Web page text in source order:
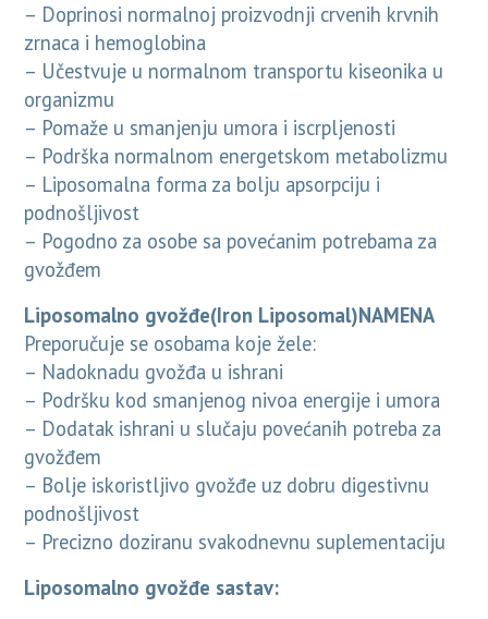
– Doprinosi normalnoj proizvodnji crvenih krvnih
zrnaca i hemoglobina
– Učestvuje u normalnom transportu kiseonika u
organizmu
– Pomaže u smanjenju umora i iscrpljenosti
– Podrška normalnom energetskom metabolizmu
– Liposomalna forma za bolju apsorpciju i
podnošljivost
– Pogodno za osobe sa povećanim potrebama za
gvožđem
Liposomalno gvožđe(Iron Liposomal)NAMENA
Preporučuje se osobama koje žele:
– Nadoknadu gvožđa u ishrani
– Podršku kod smanjenog nivoa energije i umora
– Dodatak ishrani u slučaju povećanih potreba za
gvožđem
– Bolje iskoristljivo gvožđe uz dobru digestivnu
podnošljivost
– Precizno doziranu svakodnevnu suplementaciju
Liposomalno gvožđe sastav: